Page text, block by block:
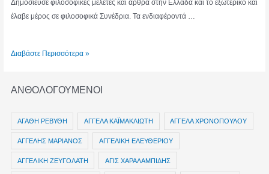
Δημοσίευσε φιλοσοφικές μελέτες και άρθρα στην Ελλάδα και το εξωτερικό και
έλαβε μέρος σε φιλοσοφικά Συνέδρια. Τα ενδιαφέροντά …
ΔΗΜΗΤΡΗΣ
Διαβάστε Περισσότερα »
ΑΝΘΟΛΟΓΟΥΜΕΝΟΙ
ΑΓΑΘΗ ΡΕΒΥΘΗ ΑΓΓΕΛΑ ΚΑΪΜΑΚΛΙΩΤΗ ΑΓΓΕΛΑ ΧΡΟΝΟΠΟΥΛΟΥ
ΑΓΓΕΛΗΣ ΜΑΡΙΑΝΟΣ ΑΓΓΕΛΙΚΗ ΕΛΕΥΘΕΡΙΟΥ
ΑΓΓΕΛΙΚΗ ΖΕΥΓΟΛΑΤΗ ΑΓΙΣ ΧΑΡΑΛΑΜΠΙΔΗΣ